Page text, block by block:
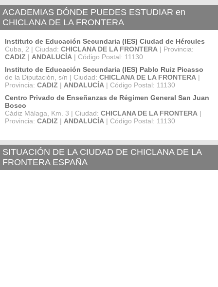
ACADEMIAS DÓNDE PUEDES ESTUDIAR en
CHICLANA DE LA FRONTERA
Instituto de Educación Secundaria (IES) Ciudad de Hércules
Cuba, 2 | Ciudad: CHICLANA DE LA FRONTERA | Provincia:
CADIZ | ANDALUCÍA | Código Postal: 11130
Instituto de Educación Secundaria (IES) Pablo Ruiz Picasso
de la Diputación, s/n | Ciudad: CHICLANA DE LA FRONTERA |
Provincia: CADIZ | ANDALUCÍA | Código Postal: 11130
Centro Privado de Enseñanzas de Régimen General San Juan
Bosco
Cádiz Málaga, Km. 3 | Ciudad: CHICLANA DE LA FRONTERA |
Provincia: CADIZ | ANDALUCÍA | Código Postal: 11130
SITUACIÓN DE LA CIUDAD DE CHICLANA DE LA
FRONTERA ESPAÑA